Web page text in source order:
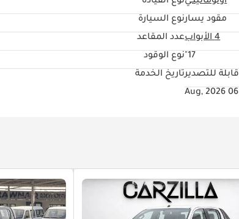
مقود يسارنوع السيارة
4 الأبواب عدد المقاعد
17" نوع الوقود
قابلة للتصديرتاريخ الخدمة
06 Aug, 2026